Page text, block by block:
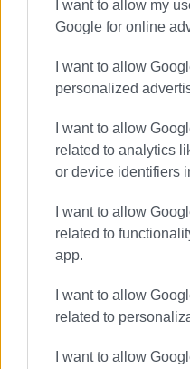
I want to allow my
Google for online
I want to allow
personalized
I want to allow
related to analytics
or device identifiers
I want to allow
related to
app.
I want to allow
related to
I want to allow
Μπιάγκης
Κίνημα
Πανδημία